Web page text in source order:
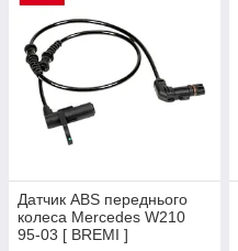
Датчик ABS переднього
колеса Mercedes W210
95-03 [ BREMI ]